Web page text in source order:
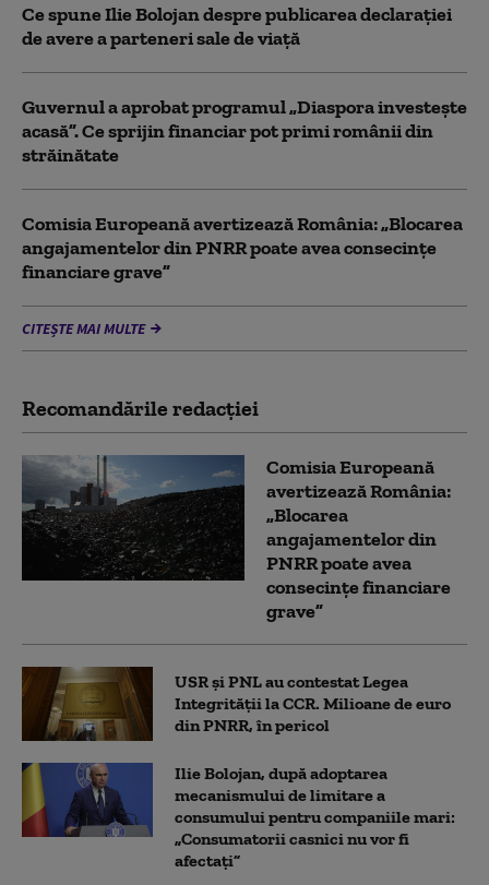
Ce spune Ilie Bolojan despre publicarea declarației
de avere a parteneri sale de viață
Guvernul a aprobat programul „Diaspora investește
acasă”. Ce sprijin financiar pot primi românii din
străinătate
Comisia Europeană avertizează România: „Blocarea
angajamentelor din PNRR poate avea consecințe
financiare grave”
CITEȘTE MAI MULTE
Recomandările redacţiei
Comisia Europeană
avertizează România:
„Blocarea
angajamentelor din
PNRR poate avea
consecințe financiare
grave”
USR și PNL au contestat Legea
Integrității la CCR. Milioane de euro
din PNRR, în pericol
Ilie Bolojan, după adoptarea
mecanismului de limitare a
consumului pentru companiile mari:
„Consumatorii casnici nu vor fi
afectați”